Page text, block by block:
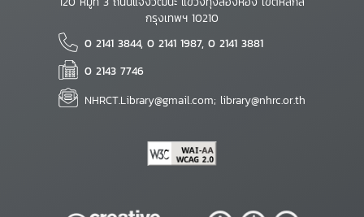
กรุงเทพฯ 10210
0 2141 3844, 0 2141 1987, 0 2141 3881
0 2143 7746
NHRCT.Library@gmail.com; library@nhrc.or.th